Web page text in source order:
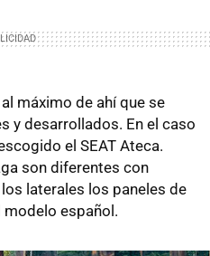
máximo de ahí que se
y desarrollados. En el caso
el SEAT Ateca.
son diferentes con
laterales los paneles de
español.